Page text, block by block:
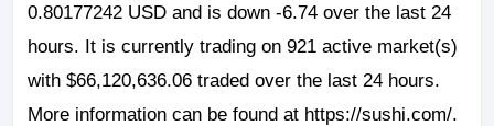
0.80177242 USD and is down -6.74 over the last 24
hours. It is currently trading on 921 active market(s)
with $66,120,636.06 traded over the last 24 hours.
More information can be found at https://sushi.com/.